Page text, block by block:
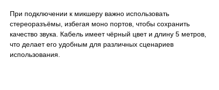
При подключении к микшеру важно использовать
стереоразъёмы, избегая моно портов, чтобы сохранить
качество звука. Кабель имеет чёрный цвет и длину 5 метров,
что делает его удобным для различных сценариев
использования.